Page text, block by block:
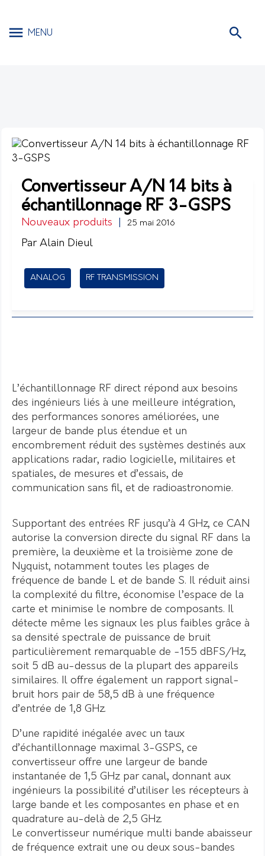
MENU
Convertisseur A/N 14 bits à
échantillonnage RF 3-GSPS
Nouveaux produits 25 mai 2016
Par Alain Dieul
ANALOG RF TRANSMISSION
L’échantillonnage RF direct répond aux besoins
des ingénieurs liés à une meilleure intégration,
des performances sonores améliorées, une
largeur de bande plus étendue et un
encombrement réduit des systèmes destinés aux
applications radar, radio logicielle, militaires et
spatiales, de mesures et d’essais, de
communication sans fil, et de radioastronomie.
Supportant des entrées RF jusqu’à 4 GHz, ce CAN
autorise la conversion directe du signal RF dans la
première, la deuxième et la troisième zone de
Nyquist, notamment toutes les plages de
fréquence de bande L et de bande S. Il réduit ainsi
la complexité du filtre, économise l’espace de la
carte et minimise le nombre de composants. Il
détecte même les signaux les plus faibles grâce à
sa densité spectrale de puissance de bruit
particulièrement remarquable de -155 dBFS/Hz,
soit 5 dB au-dessus de la plupart des appareils
similaires. Il offre également un rapport signal-
bruit hors pair de 58,5 dB à une fréquence
d’entrée de 1,8 GHz.
D’une rapidité inégalée avec un taux
d’échantillonnage maximal 3-GSPS, ce
convertisseur offre une largeur de bande
instantanée de 1,5 GHz par canal, donnant aux
ingénieurs la possibilité d’utiliser les récepteurs à
large bande et les composantes en phase et en
quadrature au-delà de 2,5 GHz.
Le convertisseur numérique multi bande abaisseur
de fréquence extrait une ou deux sous-bandes